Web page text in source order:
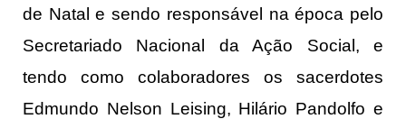
de Natal e sendo responsável na época pelo
Secretariado Nacional da Ação Social, e
tendo como colaboradores os sacerdotes
Edmundo Nelson Leising, Hilário Pandolfo e